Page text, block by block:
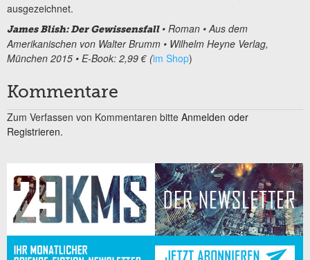
ausgezeichnet.
James Blish: Der Gewissensfall• Roman • Aus dem
Amerikanischen von Walter Brumm • Wilhelm Heyne Verlag,
München 2015 • E-Book: 2,99 € (im Shop)
Kommentare
Zum Verfassen von Kommentaren bitte Anmelden oder
Registrieren.